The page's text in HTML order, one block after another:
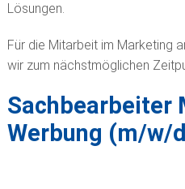
Lösungen.
Für die Mitarbeit im Marketing
wir zum nächstmöglichen
Sachbearbeiter
Werbung (m/w/